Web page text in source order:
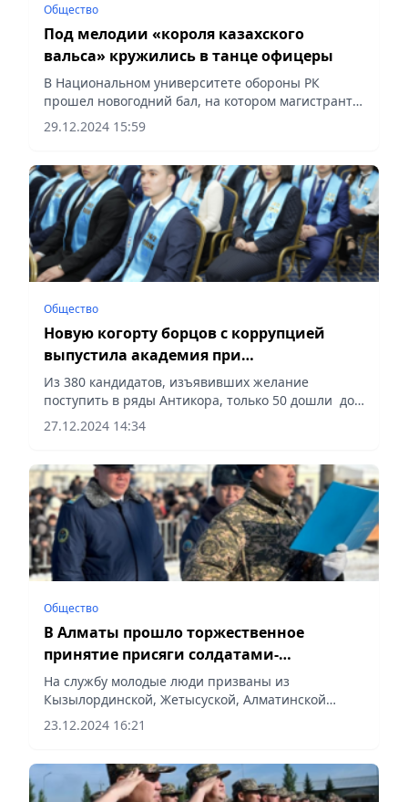
Общество
Под мелодии «короля казахского
вальса» кружились в танце офицеры
В Национальном университете обороны РК
прошел новогодний бал, на котором магистранты
и преподаватели вуза танцевали под мелодии
великого казахского композитора Шамши
29.12.2024 15:59
Общество
Новую когорту борцов с коррупцией
выпустила академия при
Генпрокуратуре
Из 380 кандидатов, изъявивших желание
поступить в ряды Антикора, только 50 дошли до
финала, сообщает Vecher.kz.
27.12.2024 14:34
Общество
В Алматы прошло торжественное
принятие присяги солдатами-
срочниками
На службу молодые люди призваны из
Кызылординской, Жетысуской, Алматинской
областей и города Алматы, сообщает Vecher.kz.
23.12.2024 16:21